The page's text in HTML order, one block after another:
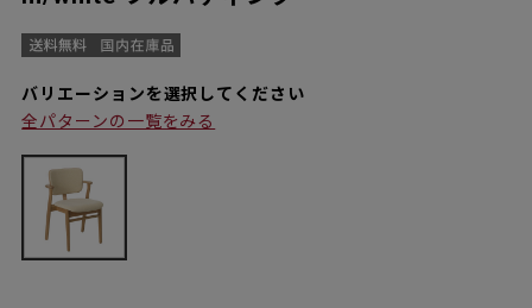
バリエーションを選択してください
全パターンの一覧をみる